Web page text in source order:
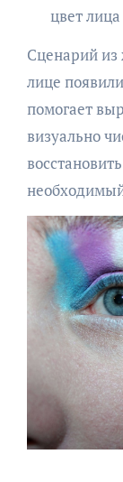
цвет лица
Сценарий из
лице
помогает
визуально